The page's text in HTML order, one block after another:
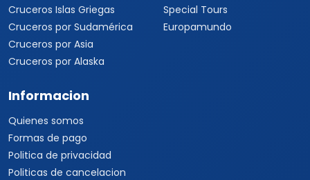
Cruceros Islas Griegas
Cruceros por Sudamérica
Cruceros por Asia
Cruceros por Alaska
Special Tours
Europamundo
Informacion
Quienes somos
Formas de pago
Politica de privacidad
Politicas de cancelacion